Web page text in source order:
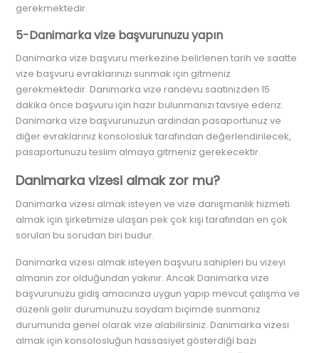
gerekmektedir.
5-Danimarka vize başvurunuzu yapın
Danimarka vize başvuru merkezine belirlenen tarih ve saatte
vize başvuru evraklarınızı sunmak için gitmeniz
gerekmektedir. Danimarka vize randevu saatinizden 15
dakika önce başvuru için hazır bulunmanızı tavsiye ederiz.
Danimarka vize başvurunuzun ardından pasaportunuz ve
diğer evraklarınız konsolosluk tarafından değerlendirilecek,
pasaportunuzu teslim almaya gitmeniz gerekecektir.
Danimarka vizesi almak zor mu?
Danimarka vizesi almak isteyen ve vize danışmanlık hizmeti
almak için şirketimize ulaşan pek çok kişi tarafından en çok
sorulan bu sorudan biri budur.
Danimarka vizesi almak isteyen başvuru sahipleri bu vizeyi
almanın zor olduğundan yakınır. Ancak Danimarka vize
başvurunuzu gidiş amacınıza uygun yapıp mevcut çalışma ve
düzenli gelir durumunuzu saydam biçimde sunmanız
durumunda genel olarak vize alabilirsiniz. Danimarka vizesi
almak için konsolosluğun hassasiyet gösterdiği bazı